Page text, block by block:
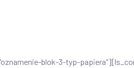
blok-3-typ-